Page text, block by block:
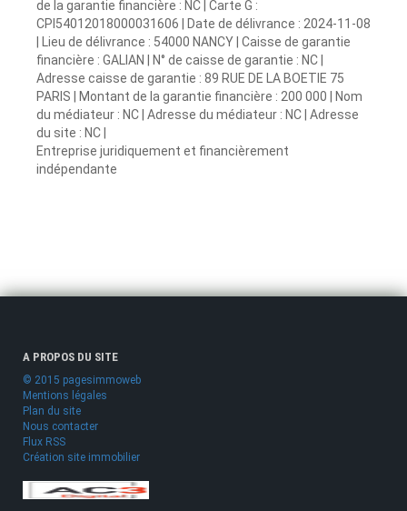
de la garantie financière : NC | Carte G :
CPI54012018000031606 | Date de délivrance : 2024-11-08
| Lieu de délivrance : 54000 NANCY | Caisse de garantie
financière : GALIAN | N° de caisse de garantie : NC |
Adresse caisse de garantie : 89 RUE DE LA BOETIE 75
PARIS | Montant de la garantie financière : 200 000 | Nom
du médiateur : NC | Adresse du médiateur : NC | Adresse
du site : NC |
Entreprise juridiquement et financièrement
indépendante
A PROPOS DU SITE
© 2015 pagesimmoweb
Mentions légales
Plan du site
Nous contacter
Flux RSS
Création site immobilier